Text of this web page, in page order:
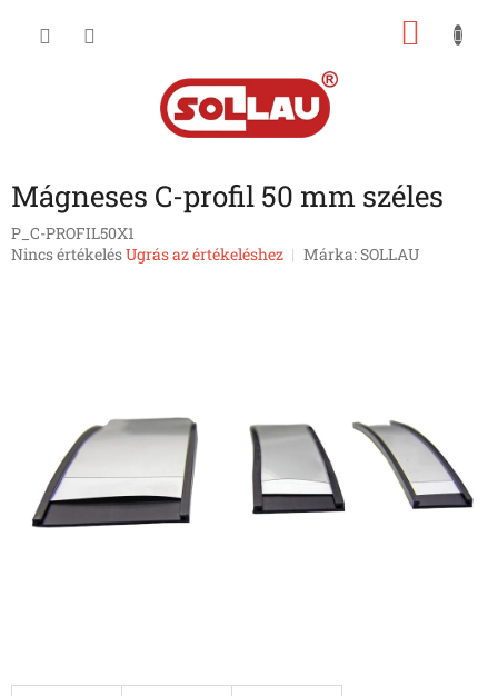
Mágneses C-profil 50 mm széles
P_C-PROFIL50X1
A
Nincs értékelésUgrás az értékeléshez Márka:SOLLAU